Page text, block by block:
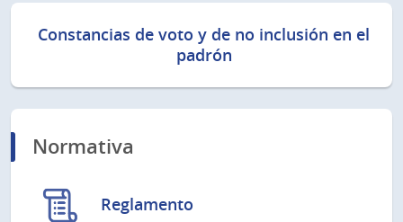
Constancias de voto y de no inclusión en el
padrón
Normativa
Reglamento